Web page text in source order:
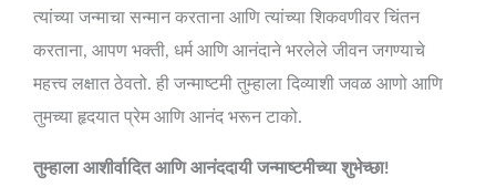
त्यांच्या जन्माचा सन्मान करताना आणि त्यांच्या शिकवणीवर चिंतन
करताना, आपण भक्ती, धर्म आणि आनंदाने भरलेले जीवन जगण्याचे
महत्त्व लक्षात ठेवतो. ही जन्माष्टमी तुम्हाला दिव्याशी जवळ आणो आणि
तुमच्या हृदयात प्रेम आणि आनंद भरून टाको.
तुम्हाला आशीर्वादित आणि आनंददायी जन्माष्टमीच्या शुभेच्छा!